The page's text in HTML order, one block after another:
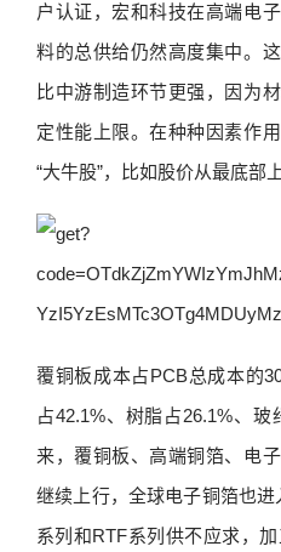
户认证，宏和科技在高端电
料的总供给仍然高度集中。
比中游制造环节更强，因为
定性能上限。在种种因素作
“大牛股”，比如股价从最底部
覆铜板成本占PCB总成本的
占42.1%、树脂占26.1%、玻
来，覆铜板、高端铜箔、电
继续上行，全球电子铜箔也
系列和RTF系列供不应求，